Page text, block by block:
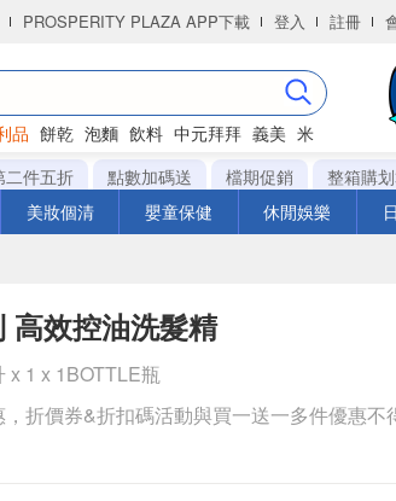
PROSPERITY PLAZA APP下載 登入 註冊
品 餅乾 泡麵 飲料 中元拜拜 義美 米
二件五折 點數加碼送 檔期促銷 整箱購
美妝個清 嬰童保健 休閒娛樂
高效控油洗髮精
1 x 1BOTTLE瓶
折價券&折扣碼活動與買一送一多件優惠不